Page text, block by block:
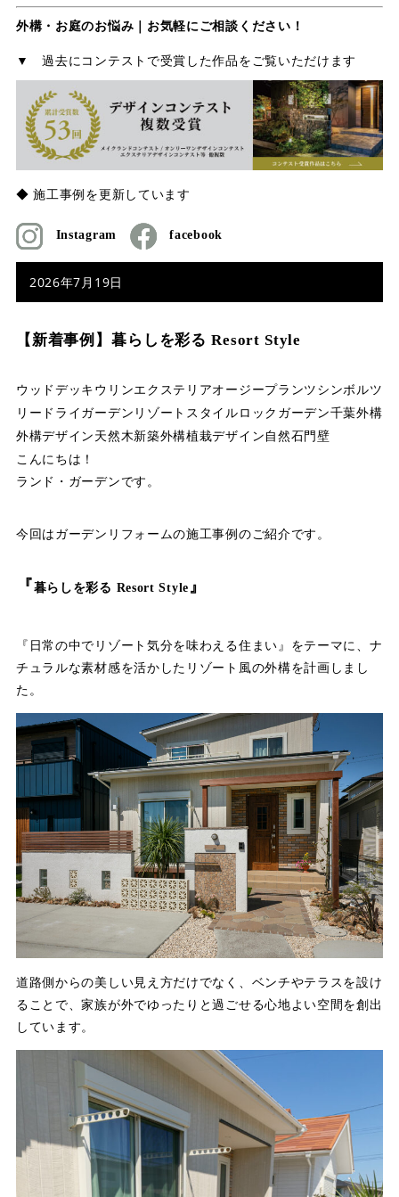
外構・お庭のお悩み｜お気軽にご相談ください！
▼ 過去にコンテストで受賞した作品をご覧いただけます
◆ 施工事例を更新しています
Instagram facebook
2026年7月19日
【新着事例】暮らしを彩る Resort Style
ウッドデッキ ウリンエクステリアオージープランツ シンボルツ
リー ドライガーデン リゾートスタイル ロックガーデン千葉外構
外構デザイン 天然木新築外構植栽デザイン 自然石 門壁
こんにちは！
ランド・ガーデンです。
今回はガーデンリフォームの施工事例のご紹介です。
『暮らしを彩る Resort Style 』
『日常の中でリゾート気分を味わえる住まい』をテーマに、ナ
チュラルな素材感を活かしたリゾート風の外構を計画しまし
た。
道路側からの美しい見え方だけでなく、ベンチやテラスを設け
ることで、家族が外でゆったりと過ごせる心地よい空間を創出
しています。